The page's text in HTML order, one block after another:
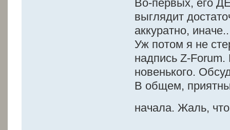
Во-первых, его
выглядит
аккуратно,
Уж потом я не
надпись Z-
новенького.
В общем,
начала. Жаль,